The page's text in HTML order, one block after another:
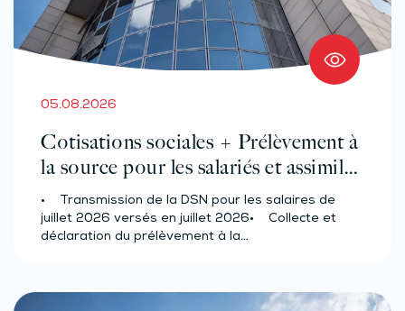
05.08.2026
Cotisations sociales + Prélèvement à
la source pour les salariés et assimilés
(effectif d’au moins 50 salariés)
• Transmission de la DSN pour les salaires de
juillet 2026 versés en juillet 2026• Collecte et
déclaration du prélèvement à la…